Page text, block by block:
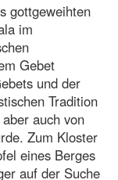
gottgeweihten
im
Gebet
und der
Tradition
auch von
Zum Kloster
eines Berges
auf der Suche